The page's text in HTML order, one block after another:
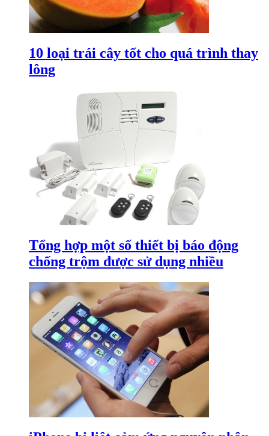
10 loại trái cây tốt cho quá trình thay
lông
Tổng hợp một số thiết bị báo động
chống trộm được sử dụng nhiều